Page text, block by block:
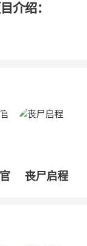
介绍：
丧尸启程